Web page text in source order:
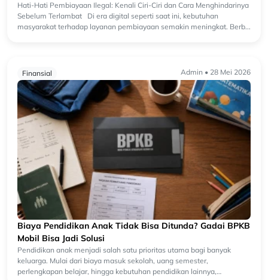
Hati-Hati Pembiayaan Ilegal: Kenali Ciri-Ciri dan Cara Menghindarinya
Sebelum Terlambat Di era digital seperti saat ini, kebutuhan
masyarakat terhadap layanan pembiayaan semakin meningkat. Berb...
Finansial Admin • 28 Mei 2026
Biaya Pendidikan Anak Tidak Bisa Ditunda? Gadai BPKB
Mobil Bisa Jadi Solusi
Pendidikan anak menjadi salah satu prioritas utama bagi banyak
keluarga. Mulai dari biaya masuk sekolah, uang semester,
perlengkapan belajar, hingga kebutuhan pendidikan lainnya,